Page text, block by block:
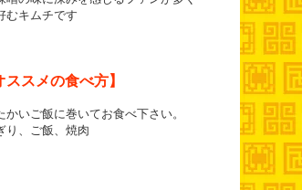
むキムチです
ススメの食べ方】
かいご飯に巻いてお食べ下さい。
り、ご飯、焼肉